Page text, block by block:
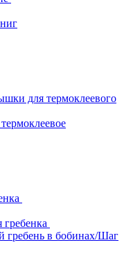
для термоклеевого
гребенка
гребень в бобинах/Шаг